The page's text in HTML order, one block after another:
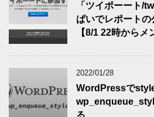
「ツイポーート/
ぱいでレポート
【8/1 22時からメ
2022/01/28
WordPressで
る